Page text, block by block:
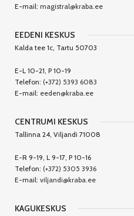
E-mail: magistral@kraba.ee
EEDENI KESKUS
Kalda tee 1c, Tartu 50703
E-L 10-21, P 10-19
Telefon: (+372) 5393 6083
E-mail: eeden@kraba.ee
CENTRUMI KESKUS
Tallinna 24, Viljandi 71008
E-R 9-19, L 9-17, P 10-16
Telefon: (+372) 5305 3936
E-mail: viljandi@kraba.ee
KAGUKESKUS